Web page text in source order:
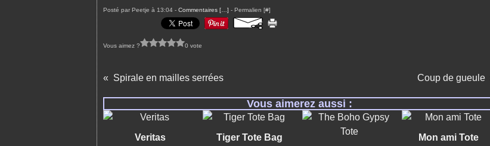
Posté par Peetje à 13:04 - Commentaires [ ] - Permalien [#]
Vous aimez ? 0 vote
Spirale en mailles serrées Coup de gueule
Vous aimerez aussi :
Veritas
Tiger Tote Bag
Mon ami Tote